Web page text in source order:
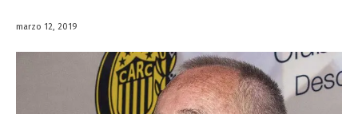
marzo 12, 2019